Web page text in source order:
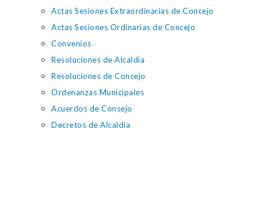
Actas Sesiones Extraordinarias de Concejo
Actas Sesiones Ordinarias de Concejo
Convenios
Resoluciones de Alcaldía
Resoluciones de Concejo
Ordenanzas Municipales
Acuerdos de Consejo
Decretos de Alcaldía